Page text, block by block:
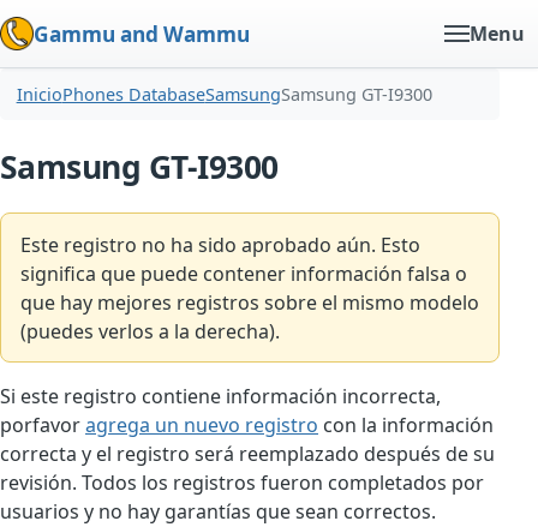
Gammu and Wammu Menu
InicioPhones DatabaseSamsungSamsung GT-I9300
Samsung GT-I9300
Este registro no ha sido aprobado aún. Esto
significa que puede contener información falsa o
que hay mejores registros sobre el mismo modelo
(puedes verlos a la derecha).
Si este registro contiene información incorrecta,
porfavoragrega un nuevo registro con la información
correcta y el registro será reemplazado después de su
revisión. Todos los registros fueron completados por
usuarios y no hay garantías que sean correctos.